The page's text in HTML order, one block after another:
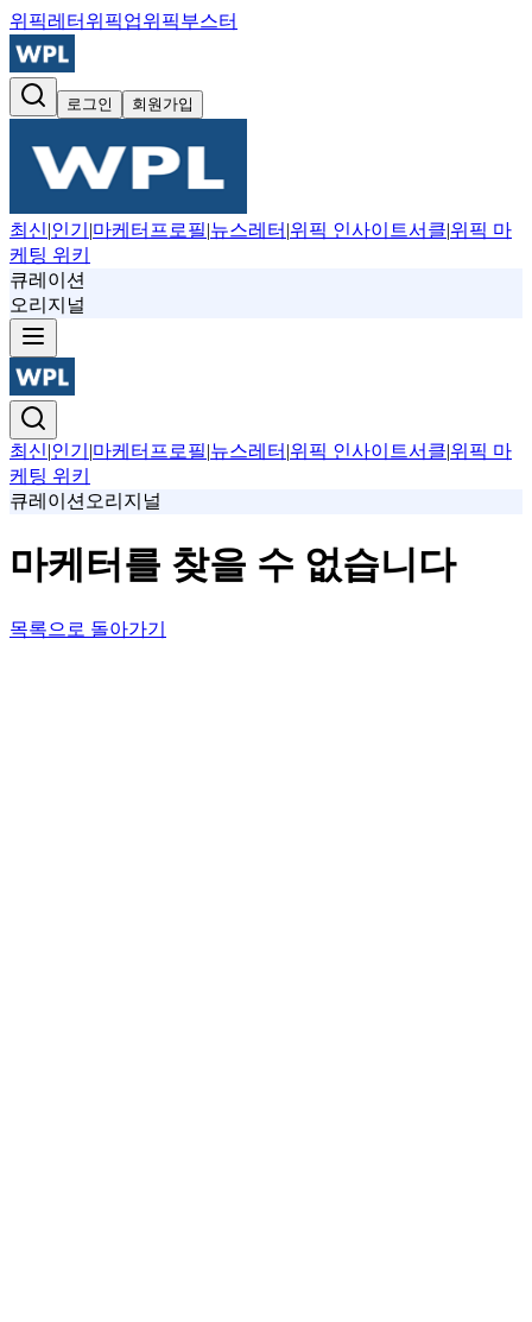
위픽레터 위픽업위픽부스터
로그인 회원가입
최신|인기 |마케터프로필|뉴스레터 |위픽 인사이트서클|위픽 마
케팅 위키
큐레이션
오리지널
최신|인기 |마케터프로필|뉴스레터 |위픽 인사이트서클|위픽 마
케팅 위키
큐레이션 오리지널
마케터를 찾을 수 없습니다
목록으로 돌아가기